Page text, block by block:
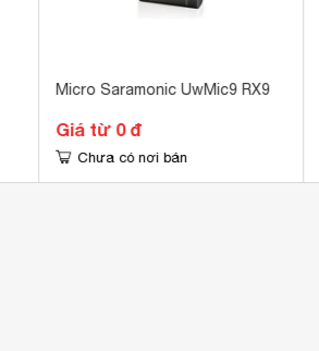
Micro Saramonic UwMic9 RX9
Giá từ 0 đ
Chưa có nơi bán